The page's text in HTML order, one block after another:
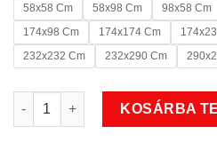
58x58 Cm 58x98 Cm 98x58 Cm
174x98 Cm
174x174 Cm
232x232 Cm
232x290 Cm
Űrhajós gyerekszoba falmatrica 2
KOSÁRBA